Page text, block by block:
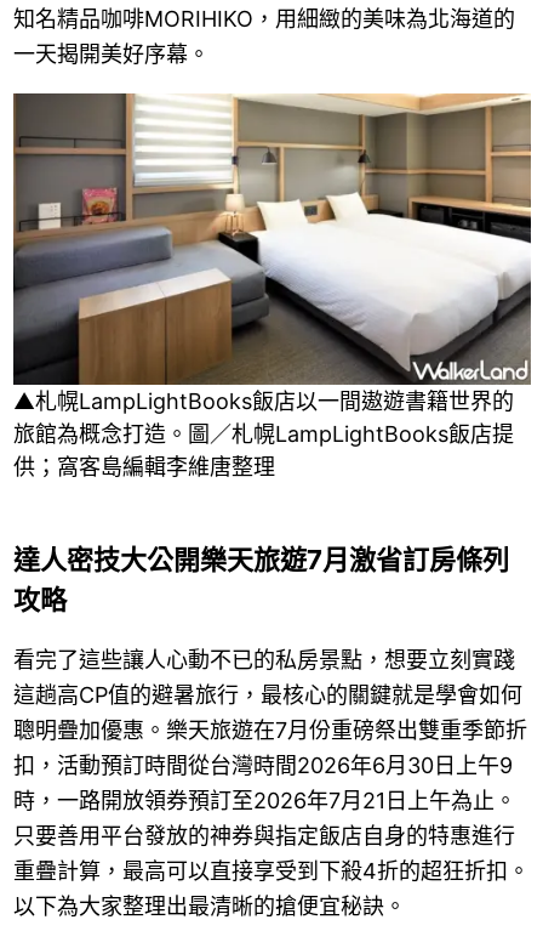
知名精品咖啡MORIHIKO，用細緻的美味為北海道的
一天揭開美好序幕。
▲札幌LampLightBooks飯店以一間遨遊書籍世界的
旅館為概念打造。圖／札幌LampLightBooks飯店提
供；窩客島編輯李維唐整理
達人密技大公開樂天旅遊7月激省訂房條列
攻略
看完了這些讓人心動不已的私房景點，想要立刻實踐
這趟高CP值的避暑旅行，最核心的關鍵就是學會如何
聰明疊加優惠。樂天旅遊在7月份重磅祭出雙重季節折
扣，活動預訂時間從台灣時間2026年6月30日上午9
時，一路開放領券預訂至2026年7月21日上午為止。
只要善用平台發放的神券與指定飯店自身的特惠進行
重疊計算，最高可以直接享受到下殺4折的超狂折扣。
以下為大家整理出最清晰的搶便宜秘訣。